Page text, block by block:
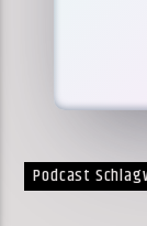
Podcast